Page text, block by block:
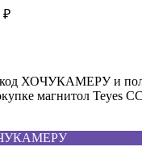
₽
ХОЧУКАМЕРУ и
магнитол Teyes